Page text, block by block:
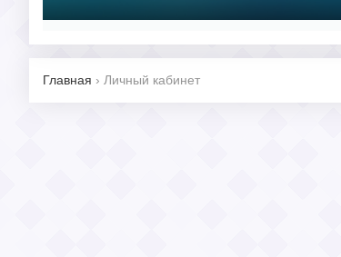
Главная › Личный кабинет